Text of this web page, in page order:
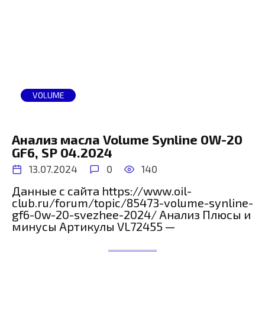
VOLUME
Анализ масла Volume Synline 0W-20
GF6, SP 04.2024
13.07.2024 0 140
Данные с сайта https://www.oil-
club.ru/forum/topic/85473-volume-synline-
gf6-0w-20-svezhee-2024/ Анализ Плюсы и
минусы Артикулы VL72455 —